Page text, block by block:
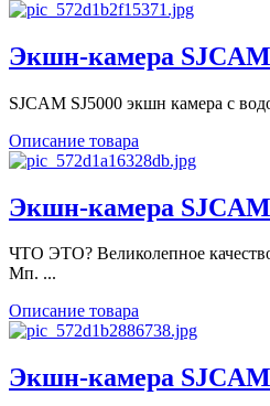
Экшн-камера
SJCAM SJ5000 экшн камера с
Описание товара
Экшн-камера
ЧТО ЭТО? Великолепное
Мп. ...
Описание товара
Экшн-камера SJCAM